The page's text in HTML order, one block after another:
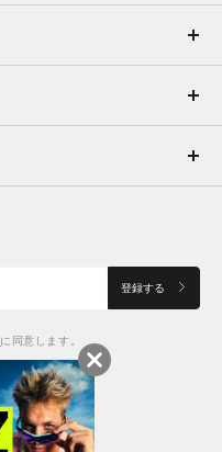
登録する
に同意します。